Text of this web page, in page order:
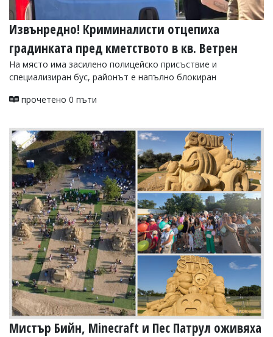
коментар,
моля
сигнализирайте
ни!
Извънредно! Криминалисти отцепиха
градинката пред кметството в кв. Ветрен
На място има засилено полицейско присъствие и
специализиран бус, районът е напълно блокиран
прочетено 0 пъти
Мистър Бийн, Minecraft и Пес Патрул оживяха